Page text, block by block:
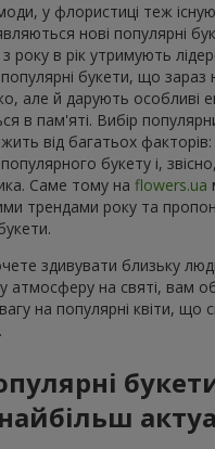
моди, у флористиці теж
нові популярні
року в рік утримують
популярні букети, що зараз
але й дарують особливі
в пам'яті. Вибір
від багатьох факторів:
букету і,
Саме тому на flowers.ua
трендами року та
здивувати близьку
атмосферу на святі, вам
на популярні квіти, що
найбільш